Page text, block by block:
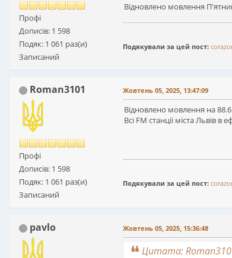
Профі
Дописів: 1 598
Подяк: 1 061 раз(и)
Записаний
Відновлено мовлення
Подякували за цей пост:
Roman3101
Профі
Дописів: 1 598
Подяк: 1 061 раз(и)
Записаний
Жовтень 05, 2025, 13:47:09
Відновлено мовлення на 88.6
Всі FM станції міста Львів в
Подякували за цей пост:
pavlo Жовтень 05, 2025, 15:36:48
Цитата: